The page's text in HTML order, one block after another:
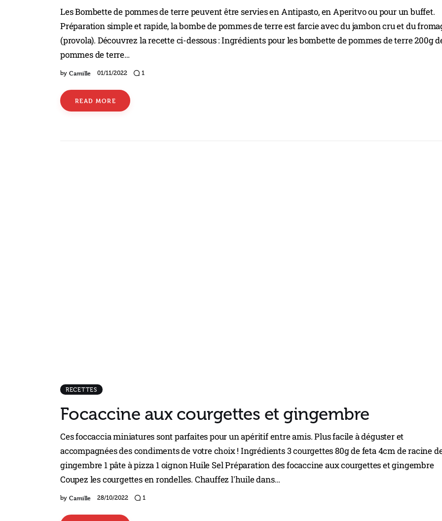
Les Bombette de pommes de terre peuvent être servies en Antipasto, en Aperitvo ou pour un buffet.
Préparation simple et rapide, la bombe de pommes de terre est farcie avec du jambon cru et du
(provola). Découvrez la recette ci-dessous : Ingrédients pour les bombette de pommes de terre 200g
pommes de terre…
by Camille 01/11/2022 1
READ MORE
RECETTES
Focaccine aux courgettes et gingembre
Ces foccaccia miniatures sont parfaites pour un apéritif entre amis. Plus facile à déguster et
accompagnées des condiments de votre choix ! Ingrédients 3 courgettes 80g de feta 4cm de racine
gingembre 1 pâte à pizza 1 oignon Huile Sel Préparation des focaccine aux courgettes et gingembre
Coupez les courgettes en rondelles. Chauffez l'huile dans…
by Camille 28/10/2022 1